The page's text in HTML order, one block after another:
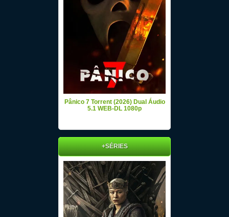
Pânico 7 Torrent (2026) Dual Áudio
5.1 WEB-DL 1080p
+SÉRIES